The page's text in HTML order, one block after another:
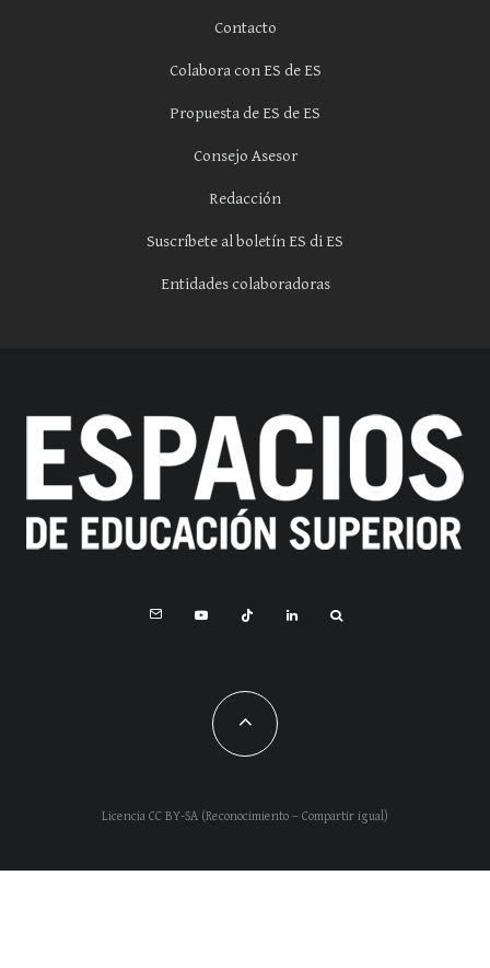
Contacto
Colabora con ES de ES
Propuesta de ES de ES
Consejo Asesor
Redacción
Suscríbete al boletín ES di ES
Entidades colaboradoras
Licencia CC BY-SA (Reconocimiento – Compartir igual)